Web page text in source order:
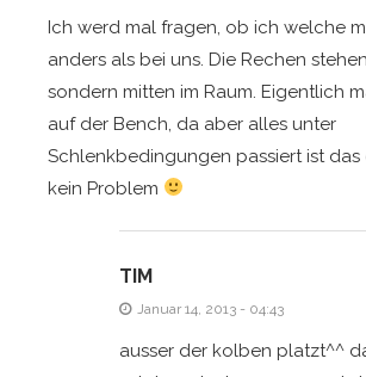
Ich werd mal fragen, ob ich welche
anders als bei uns. Die Rechen
sondern mitten im Raum. Eigentlich
auf der Bench, da aber alles unter
Schlenkbedingungen passiert ist
kein Problem
TIM
Januar 14, 2013 - 04:43
ausser der kolben platzt^^